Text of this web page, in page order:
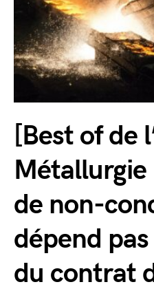
[Best of de
Métallurgie
de non-
dépend
du contrat